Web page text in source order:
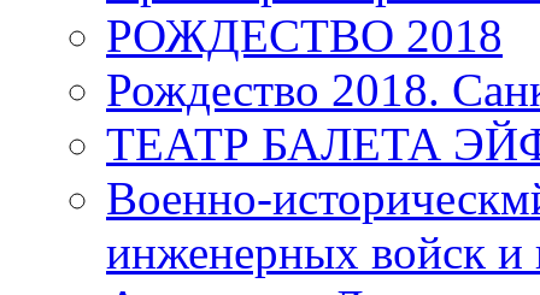
РОЖДЕСТВО 2018
Рождество 2018.
ТЕАТР БАЛЕТА
Военно-
инженерных войск и